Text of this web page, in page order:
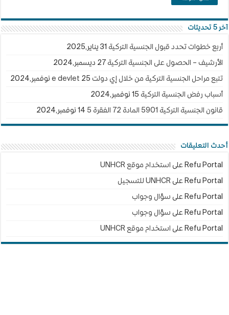
آخر 5 تحديثات
أربع خطوات تحدد قبول الجنسية التركية 31 يناير,2025
الأرشيف – الحصول على الجنسية التركية 27 ديسمبر,2024
تتبع مراحل الجنسية التركية من خلال إي دولت e devlet 25 نوفمبر,2024
أسباب رفض الجنسية التركية 15 نوفمبر,2024
قانون الجنسية التركية 5901 المادة 72 الفقرة 5 14 نوفمبر,2024
أحدث التعليقات
Refu Portal على استخدام موقع UNHCR
Refu Portal علىUNHCR للتسجيل
Refu Portal على سؤال وجواب
Refu Portal على سؤال وجواب
Refu Portal على استخدام موقع UNHCR